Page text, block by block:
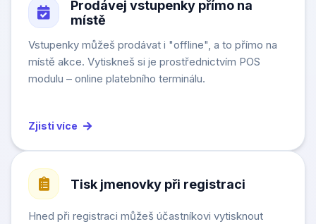
Prodávej vstupenky přímo na
místě
Vstupenky můžeš prodávat i "offline", a to přímo na
místě akce. Vytiskneš si je prostřednictvím POS
modulu – online platebního terminálu.
Zjisti více
Tisk jmenovky při registraci
Hned při registraci můžeš účastníkovi vytisknout